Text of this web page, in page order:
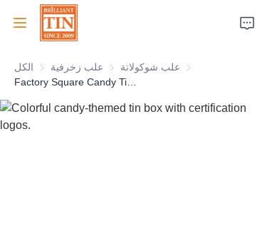
الكل علب زخرفية علب زخرفية
علب شوكولاتة علب شوكولاتة
الرئيسية
الشركة